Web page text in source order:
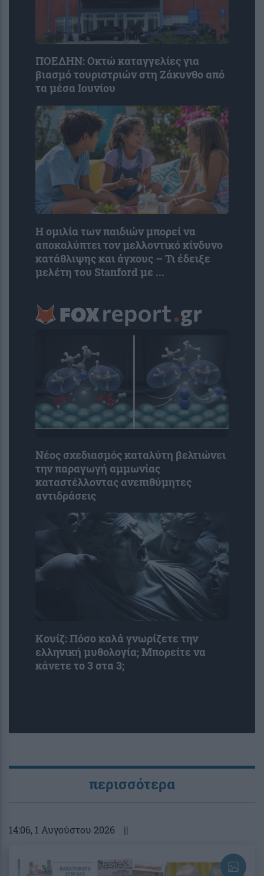
ΠΟΕΔΗΝ: Οκτώ καταγγελίες για
βιασμό τουριστριών στη Ζάκυνθο από
τα μέσα Ιουνίου
Η ομιλία των παιδιών μπορεί να
αποκαλύπτει τον μελλοντικό κίνδυνο
κατάθλιψης και άγχους – Τι έδειξε
μελέτη του Stanford με ...
Νέος σχεδιασμός καταλύτη βελτιώνει
την παραγωγή αμμωνίας
καταστέλλοντας ανεπιθύμητες
αντιδράσεις
Κουίζ: Πόσο καλά γνωρίζετε την
ελληνική μυθολογία; Μπορείτε να
κάνετε το 3 στα 3;
περισσότερα
14:06, 1 Αυγούστου 2026 ||